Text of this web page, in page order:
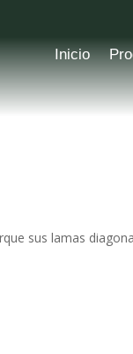
Inicio
sus lamas